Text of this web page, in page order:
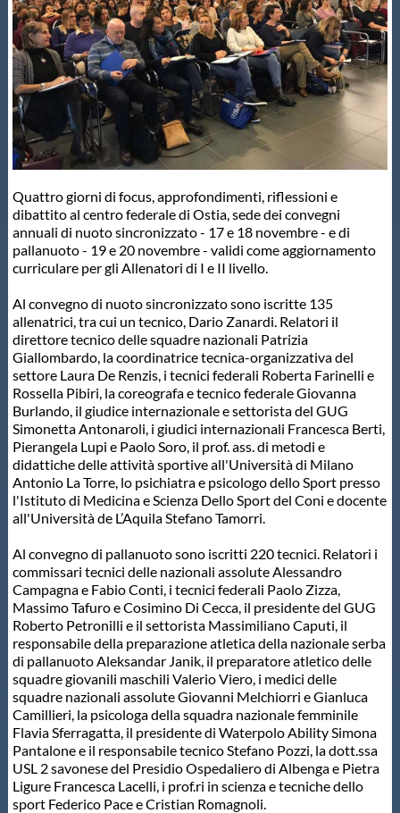
Salvamento
Master
Formazione
Scuole Nuoto
Centri Federali
Area Legislativa
Protezione Civile
Qualità
Sostenibilità
Privacy
Cookie Policy
Archivio News
Flash News
Quattro giorni di focus, approfondimenti, riflessioni e
dibattito al centro federale di Ostia, sede dei convegni
annuali di nuoto sincronizzato - 17 e 18 novembre - e di
pallanuoto - 19 e 20 novembre - validi come aggiornamento
curriculare per gli Allenatori di I e II livello.
Al convegno di nuoto sincronizzato sono iscritte 135
allenatrici, tra cui un tecnico, Dario Zanardi. Relatori il
direttore tecnico delle squadre nazionali Patrizia
Giallombardo, la coordinatrice tecnica-organizzativa del
settore Laura De Renzis, i tecnici federali Roberta Farinelli e
Rossella Pibiri, la coreografa e tecnico federale Giovanna
Burlando, il giudice internazionale e settorista del GUG
Simonetta Antonaroli, i giudici internazionali Francesca Berti,
Pierangela Lupi e Paolo Soro, il prof. ass. di metodi e
didattiche delle attività sportive all'Università di Milano
Antonio La Torre, lo psichiatra e psicologo dello Sport presso
l'Istituto di Medicina e Scienza Dello Sport del Coni e docente
all'Università de L’Aquila Stefano Tamorri.
Al convegno di pallanuoto sono iscritti 220 tecnici. Relatori i
commissari tecnici delle nazionali assolute Alessandro
Campagna e Fabio Conti, i tecnici federali Paolo Zizza,
Massimo Tafuro e Cosimino Di Cecca, il presidente del GUG
Roberto Petronilli e il settorista Massimiliano Caputi, il
responsabile della preparazione atletica della nazionale serba
di pallanuoto Aleksandar Janik, il preparatore atletico delle
squadre giovanili maschili Valerio Viero, i medici delle
squadre nazionali assolute Giovanni Melchiorri e Gianluca
Camillieri, la psicologa della squadra nazionale femminile
Flavia Sferragatta, il presidente di Waterpolo Ability Simona
Pantalone e il responsabile tecnico Stefano Pozzi, la dott.ssa
USL 2 savonese del Presidio Ospedaliero di Albenga e Pietra
Ligure Francesca Lacelli, i prof.ri in scienza e tecniche dello
sport Federico Pace e Cristian Romagnoli.